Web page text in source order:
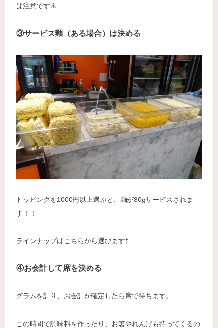
は注意です⚠️
③サービス麺（ある場合）は決める
トッピングを1000円以上選ぶと、麺が80gサービスされま
す！！
ラインナップはこちらから選びます⇧
④お会計して席を決める
グラムを計り、お会計が確定したら席で待ちます。
この時間で調味料を作ったり、お箸やれんげも持ってくるの